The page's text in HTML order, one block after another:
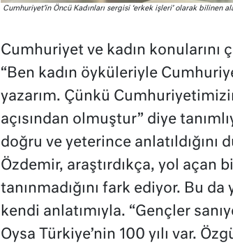
Cumhuriyet’in Öncü Kadınları sergisi ‘erkek işleri’ olarak bilinen
Cumhuriyet ve kadın konularını
“Ben kadın öyküleriyle
yazarım. Çünkü
açısından olmuştur” diye
doğru ve yeterince
Özdemir, araştırdıkça, yol açan
tanınmadığını fark ediyor. Bu
kendi anlatımıyla. “Gençler
Oysa Türkiye’nin 100 yılı var.